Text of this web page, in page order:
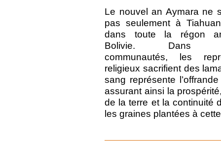
Le nouvel an Aymara ne
pas seulement à
dans toute la régon
Bolivie. Dans
communautés, les
religieux sacrifient des
sang représente
assurant ainsi la
de la terre et la continuité
les graines plantées à